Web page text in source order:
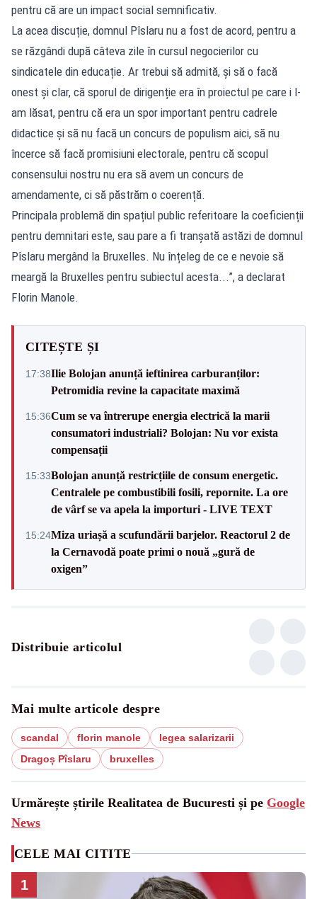
pentru că are un impact social semnificativ.
La acea discuție, domnul Pîslaru nu a fost de acord, pentru a
se răzgândi după câteva zile în cursul negocierilor cu
sindicatele din educație. Ar trebui să admită, și să o facă
onest și clar, că sporul de dirigenție era în proiectul pe care i l-
am lăsat, pentru că era un spor important pentru cadrele
didactice și să nu facă un concurs de populism aici, să nu
încerce să facă promisiuni electorale, pentru că scopul
consensului nostru nu era să avem un concurs de
amendamente, ci să păstrăm o coerență.
Principala problemă din spațiul public referitoare la coeficienții
pentru demnitari este, sau pare a fi tranșată astăzi de domnul
Pîslaru mergând la Bruxelles. Nu înțeleg de ce e nevoie să
meargă la Bruxelles pentru subiectul acesta...”, a declarat
Florin Manole.
CITEȘTE ȘI
17:38Ilie Bolojan anunță ieftinirea carburanților:
Petromidia revine la capacitate maximă
15:36Cum se va întrerupe energia electrică la marii
consumatori industriali? Bolojan: Nu vor exista
compensații
15:33Bolojan anunță restricțiile de consum energetic.
Centralele pe combustibili fosili, repornite. La ore
de vârf se va apela la importuri - LIVE TEXT
15:24Miza uriașă a scufundării barjelor. Reactorul 2 de
la Cernavodă poate primi o nouă „gură de
oxigen”
Distribuie articolul
Mai multe articole despre
scandal florin manole
legea salarizarii
Dragoș Pîslaru
bruxelles
Urmărește știrile Realitatea de Bucuresti și pe Google
News
CELE MAI CITITE
1